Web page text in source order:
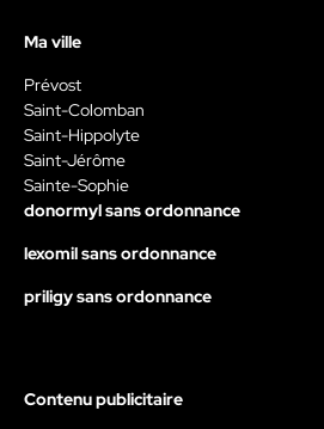
Ma ville
Prévost
Saint-Colomban
Saint-Hippolyte
Saint-Jérôme
Sainte-Sophie
donormyl sans ordonnance
lexomil sans ordonnance
priligy sans ordonnance
Contenu publicitaire